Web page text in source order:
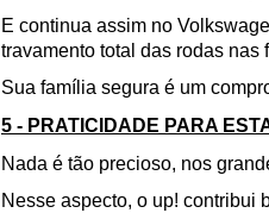
E continua assim no
travamento total das rodas nas
Sua família segura é um
5 - PRATICIDADE PARA
Nada é tão precioso, nos
Nesse aspecto, o up! contribui